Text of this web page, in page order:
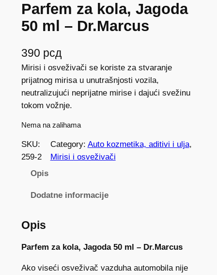
Parfem za kola, Jagoda
50 ml – Dr.Marcus
390 рсд
Mirisi i osveživači se koriste za stvaranje
prijatnog mirisa u unutrašnjosti vozila,
neutralizujući neprijatne mirise i dajući svežinu
tokom vožnje.
Nema na zalihama
SKU:
259-2
Category: Auto kozmetika, aditivi i ulja
Mirisi i osveživači
Opis
Dodatne informacije
Opis
Parfem za kola, Jagoda 50 ml – Dr.Marcus
Ako viseći osveživač vazduha automobila nije